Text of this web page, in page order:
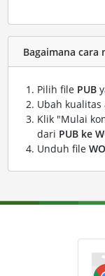
Bagaimana cara
Pilih file PUB
Ubah
Klik "Mulai
dari PUB ke
Unduh file